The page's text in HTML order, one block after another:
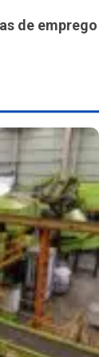
de emprego